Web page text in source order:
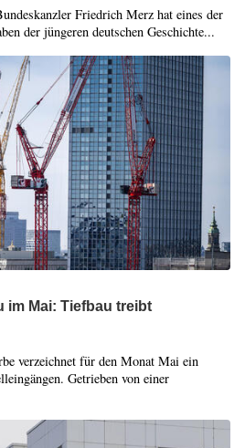
Friedrich Merz hat eines der
der jüngeren deutschen Geschichte...
im Mai: Tiefbau treibt
verzeichnet für den Monat Mai ein
Getrieben von einer